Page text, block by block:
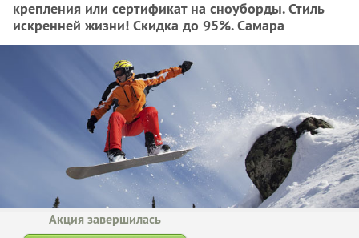
крепления или сертификат на сноуборды. Стиль
искренней жизни! Скидка до 95%. Самара
Акция завершилась